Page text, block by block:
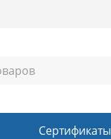
Сертификаты